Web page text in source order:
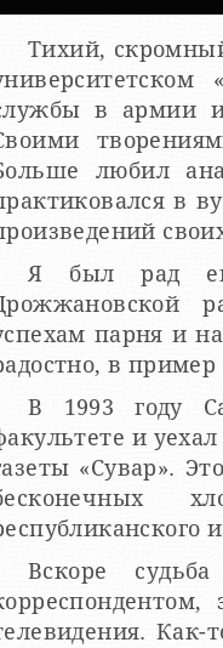
Тихий, скромный, внимательный и красивый студент Саша Магарин в
в армии и
любил
в
Я был рад его
парня и
в
В 1993 году
и
«Сувар». Это были
Вскоре
Как-